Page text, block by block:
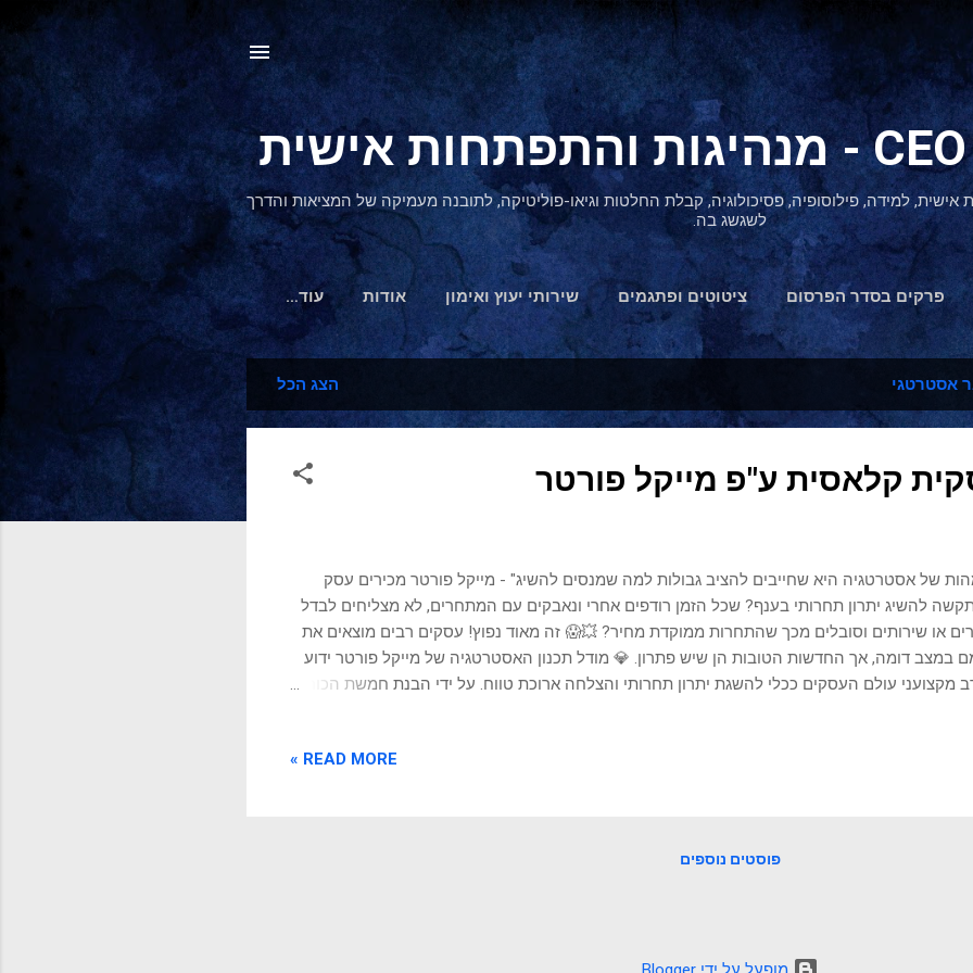
דילוג לתוכן הראשי
אישית, למידה, פילוסופיה, פסיכולוגיה, קבלת החלטות וגיאו-פוליטיקה, לתובנה מעמיקה של המציאות והדרך
לשגשג בה.
פרקים בסדר הפרסום ציטוטים ופתגמים שירותי יעוץ ואימון אודות ‏עוד…
הצהרת נגישות
אסטרטגי הצג הכל
קלאסית ע"פ מייקל פורטר
של אסטרטגיה היא שחייבים להציב גבולות למה שמנסים להשיג" - מייקל פורטר מכירים עסק
להשיג יתרון תחרותי בענף? שכל הזמן רודפים אחרי ונאבקים עם המתחרים, לא מצליחים לבדל
או שירותים וסובלים מכך שהתחרות ממוקדת מחיר? 💥😱 זה מאוד נפוץ! עסקים רבים מוצאים את
במצב דומה, אך החדשות הטובות הן שיש פתרון. 💎 מודל תכנון האסטרטגיה של מייקל פורטר ידוע
מקצועני עולם העסקים ככלי להשגת יתרון תחרותי והצלחה ארוכת טווח. על ידי הבנת חמשת הכוחות
צעדים שגויים בגיבוש וביצוע עלולים להוביל להחמצת הזדמנויות, לבזבוז משאבים ואפילו לכישלון
READ MORE »
פוסטים נוספים